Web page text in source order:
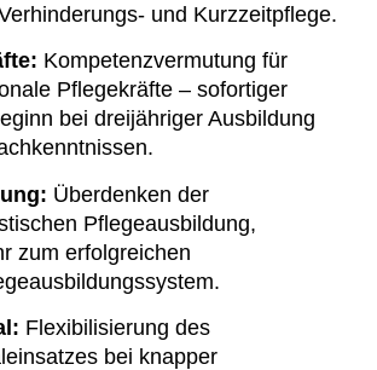
und Kurzzeitpflege.
Kompetenzvermutung für
Pflegekräfte – sofortiger
bei dreijähriger Ausbildung
Überdenken der
Pflegeausbildung,
zum erfolgreichen
Flexibilisierung des
bei knapper